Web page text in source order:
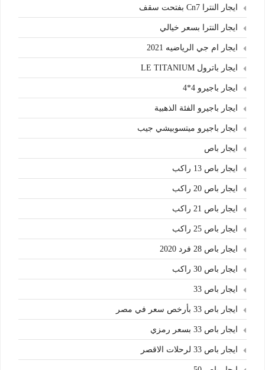
ايجار النترا Cn7 بفتحت سقف
ايجار النترا بسعر خيالي
ايجار ام جي الرياضيه 2021
ايجار باترول LE TITANIUM
ايجار باجيرو 4*4
ايجار باجيرو الفئة الذهبية
ايجار باجيرو ميتسوبيشي جيب
ايجار باص
ايجار باص 13 راكب
ايجار باص 20 راكب
ايجار باص 21 راكب
ايجار باص 25 راكب
ايجار باص 28 فرد 2020
ايجار باص 30 راكب
ايجار باص 33
ايجار باص 33 بأرخص سعر في مصر
ايجار باص 33 بسعر رمزي
ايجار باص 33 لرحلات الاقصر